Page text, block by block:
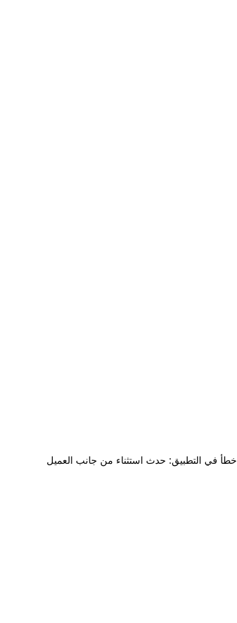
خطأ في التطبيق: حدث استثناء من جانب العميل